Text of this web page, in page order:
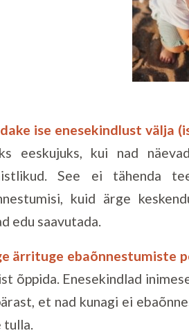
ise enesekindlust välja
eeskujuks, kui nad
See ei tähenda
kuid ärge
edu saavutada.
ärrituge ebaõnnestumiste
õppida. Enesekindlad
et nad kunagi ei
tulla.